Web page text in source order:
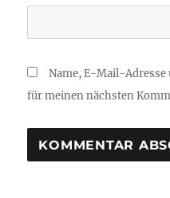
Name, E-Mail-Adresse
für meinen nächsten